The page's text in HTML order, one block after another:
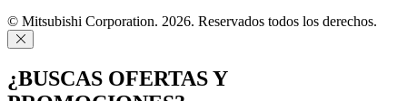
© Mitsubishi Corporation. 2026. Reservados todos los derechos.
¿BUSCAS OFERTAS Y